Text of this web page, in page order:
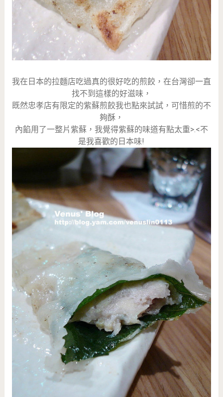
我在日本的拉麵店吃過真的很好吃的煎餃，在台灣卻一直
找不到這樣的好滋味，
既然忠孝店有限定的紫蘇煎餃我也點來試試，可惜煎的不
夠酥，
內餡用了一整片紫蘇，我覺得紫蘇的味道有點太重>.<不
是我喜歡的日本味!